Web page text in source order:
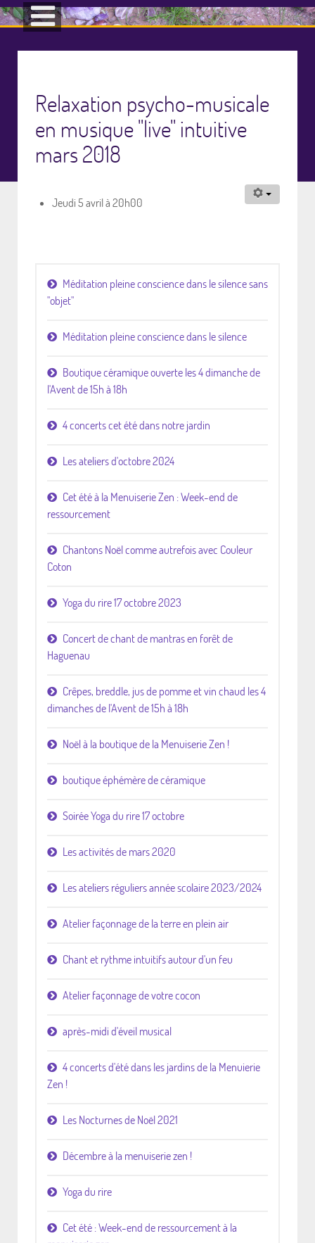
Relaxation psycho-musicale
en musique "live" intuitive
mars 2018
Jeudi 5 avril à 20h00
Méditation pleine conscience dans le silence sans
"objet"
Méditation pleine conscience dans le silence
Boutique céramique ouverte les 4 dimanche de
l'Avent de 15h à 18h
4 concerts cet été dans notre jardin
Les ateliers d'octobre 2024
Cet été à la Menuiserie Zen : Week-end de
ressourcement
Chantons Noël comme autrefois avec Couleur
Coton
Yoga du rire 17 octobre 2023
Concert de chant de mantras en forêt de
Haguenau
Crêpes, breddle, jus de pomme et vin chaud les 4
dimanches de l'Avent de 15h à 18h
Noël à la boutique de la Menuiserie Zen !
boutique éphémère de céramique
Soirée Yoga du rire 17 octobre
Les activités de mars 2020
Les ateliers réguliers année scolaire 2023/2024
Atelier façonnage de la terre en plein air
Chant et rythme intuitifs autour d'un feu
Atelier façonnage de votre cocon
après-midi d'éveil musical
4 concerts d'été dans les jardins de la Menuierie
Zen !
Les Nocturnes de Noël 2021
Décembre à la menuiserie zen !
Yoga du rire
Cet été : Week-end de ressourcement à la